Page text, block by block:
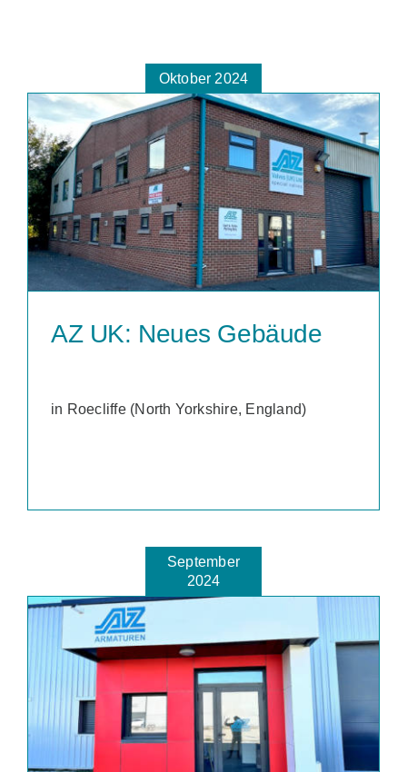
Oktober 2024
AZ UK: Neues Gebäude
in Roecliffe (North Yorkshire, England)
September
2024